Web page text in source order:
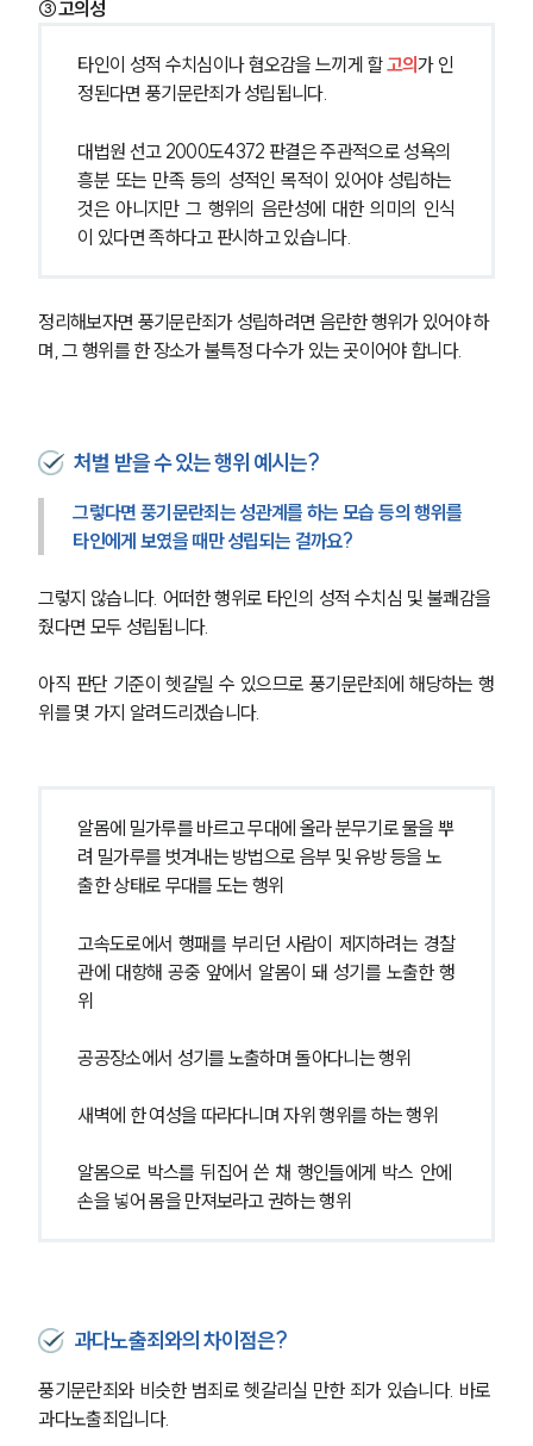
③고의성
타인이 성적 수치심이나 혐오감을 느끼게 할 고의가 인
정된다면 풍기문란죄가 성립됩니다.
대법원 선고 2000도4372 판결은 주관적으로 성욕의
흥분 또는 만족 등의 성적인 목적이 있어야 성립하는
것은 아니지만 그 행위의 음란성에 대한 의미의 인식
이 있다면 족하다고 판시하고 있습니다.
정리해보자면 풍기문란죄가 성립하려면 음란한 행위가 있어야 하
며, 그 행위를 한 장소가 불특정 다수가 있는 곳이어야 합니다.
처벌 받을 수 있는 행위 예시는?
그렇다면 풍기문란죄는 성관계를 하는 모습 등의 행위를
타인에게 보였을 때만 성립되는 걸까요?
그렇지 않습니다. 어떠한 행위로 타인의 성적 수치심 및 불쾌감을
줬다면 모두 성립됩니다.
아직 판단 기준이 헷갈릴 수 있으므로 풍기문란죄에 해당하는 행
위를 몇 가지 알려드리겠습니다.
알몸에 밀가루를 바르고 무대에 올라 분무기로 물을 뿌
려 밀가루를 벗겨내는 방법으로 음부 및 유방 등을 노
출한 상태로 무대를 도는 행위
고속도로에서 행패를 부리던 사람이 제지하려는 경찰
관에 대항해 공중 앞에서 알몸이 돼 성기를 노출한 행
위
공공장소에서 성기를 노출하며 돌아다니는 행위
새벽에 한 여성을 따라다니며 자위 행위를 하는 행위
알몸으로 박스를 뒤집어 쓴 채 행인들에게 박스 안에
손을 넣어 몸을 만져보라고 권하는 행위
과다노출죄와의 차이점은?
풍기문란죄와 비슷한 범죄로 헷갈리실 만한 죄가 있습니다. 바로
과다노출죄입니다.